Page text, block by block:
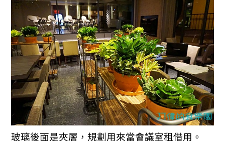
玻璃後面是夾層，規劃用來當會議室租借用。